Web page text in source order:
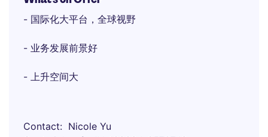
- 国际化大平台，全球视野
- 业务发展前景好
- 上升空间大
Contact
Nicole Yu